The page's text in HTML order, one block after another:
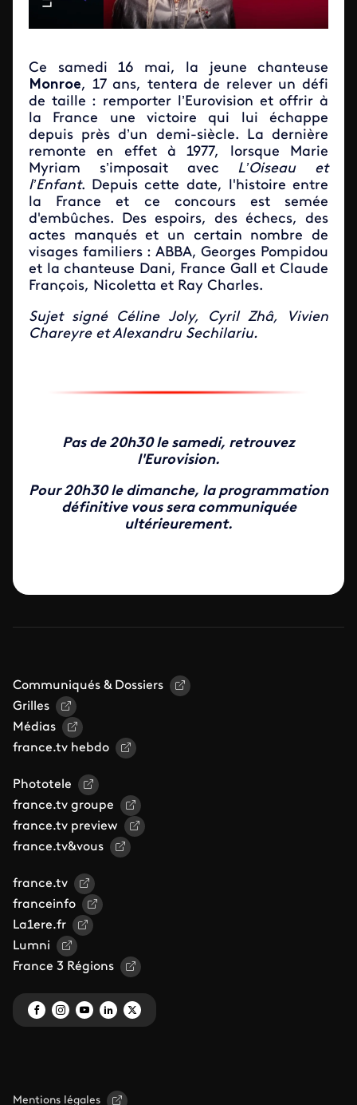
Ce samedi 16 mai, la jeune chanteuse
Monroe, 17 ans, tentera de relever un défi
de taille : remporter l’Eurovision et offrir à
la France une victoire qui lui échappe
depuis près d’un demi-siècle. La dernière
remonte en effet à 1977, lorsque Marie
Myriam s’imposait avec L’Oiseau et
l’Enfant. Depuis cette date, l'histoire entre
la France et ce concours est semée
d'embûches. Des espoirs, des échecs, des
actes manqués et un certain nombre de
visages familiers : ABBA, Georges Pompidou
et la chanteuse Dani, France Gall et Claude
François, Nicoletta et Ray Charles.
Sujet signé Céline Joly, Cyril Zhâ, Vivien
Chareyre et Alexandru Sechilariu.
Pas de 20h30 le samedi, retrouvez
l'Eurovision.
Pour 20h30 le dimanche, la programmation
définitive vous sera communiquée
ultérieurement.
Communiqués & Dossiers
Grilles
Médias
france.tv hebdo
Phototele
france.tv groupe
france.tv preview
france.tv&vous
france.tv
franceinfo
La1ere.fr
Lumni
France 3 Régions
Mentions légales